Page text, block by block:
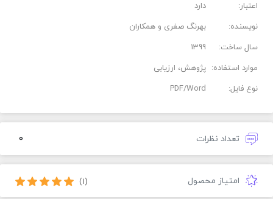
اعتبار:
دارد
نویسنده:
بهرنگ صفری و همکاران
سال ساخت:
1399
موارد استفاده: پژوهش، ارزیابی
نوع فایل:
PDF/Word
تعداد نظرات 0
امتیاز محصول (1)